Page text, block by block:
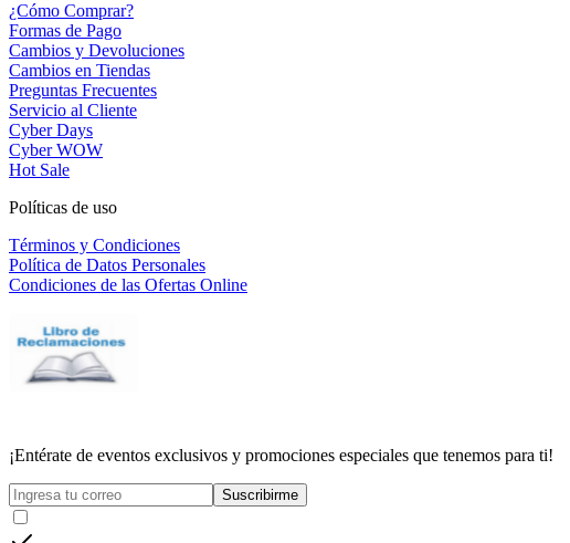
¿Cómo Comprar?
Formas de Pago
Cambios y Devoluciones
Cambios en Tiendas
Preguntas Frecuentes
Servicio al Cliente
Cyber Days
Cyber WOW
Hot Sale
Políticas de uso
Términos y Condiciones
Política de Datos Personales
Condiciones de las Ofertas Online
¡Entérate de eventos exclusivos y promociones especiales que tenemos para ti!
Suscribirme